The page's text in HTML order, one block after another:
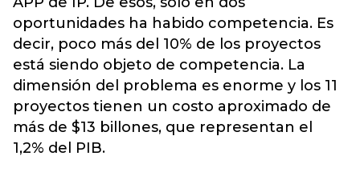
oportunidades ha habido competencia. Es
decir, poco más del 10% de los proyectos
está siendo objeto de competencia. La
dimensión del problema es enorme y los 11
proyectos tienen un costo aproximado de
más de $13 billones, que representan el
1,2% del PIB.